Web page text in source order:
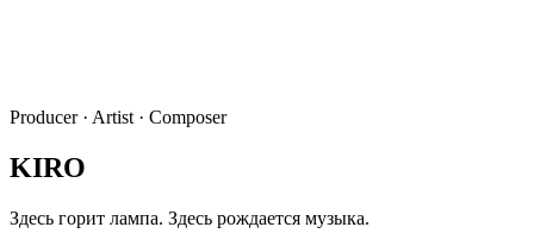
Producer · Artist · Composer
KIRO
Здесь горит лампа. Здесь рождается музыка.